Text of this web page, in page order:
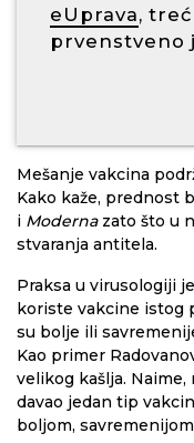
eUprava,
prvenstveno
Mešanje vakcina
Kako kaže, prednost
i Modernazato što u
stvaranja antitela.
Praksa u virusologiji
koriste vakcine istog
su bolje ili
Kao primer
velikog kašlja.
davao jedan tip
boljom,